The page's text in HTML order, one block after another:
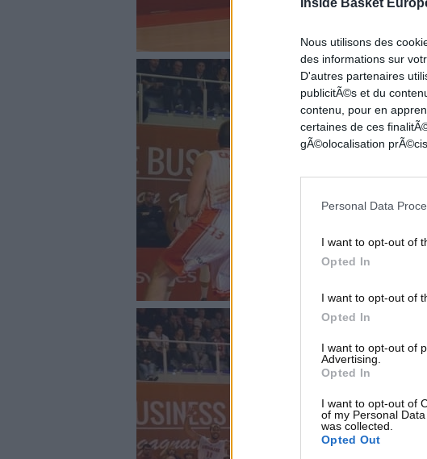
Nous utilisons des
des informations sur
D'autres partenaires
publicitÃ©s et du
contenu, pour en
certaines de ces
gÃ©olocalisation
Personal Data
I want to opt-out of
Opted In
I want to opt-out of
Opted In
I want to opt-out of
Advertising.
Opted In
I want to opt-out of
of my Personal
was collected.
Opted Out